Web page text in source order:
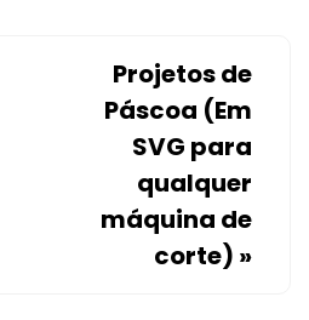
Projetos de
Páscoa (Em
SVG para
qualquer
máquina de
corte) »